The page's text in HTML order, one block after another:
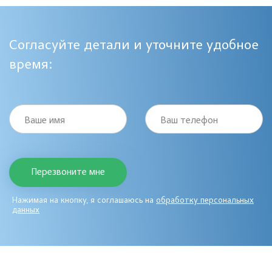
Согласуйте детали и уточните удобное
время:
Ваше имя Ваш телефон
Нажимая на кнопку, я соглашаюсь на обработку персональных
данных